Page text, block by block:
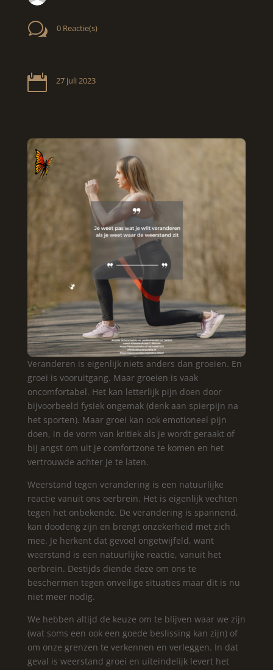
w 0 Reactie(s)
 27 juli 2023
Veranderen is eigenlijk niets anders dan groeien. En
groei is vooruitgang. Maar groeien is vaak
oncomfortabel. Het kan letterlijk pijn doen door
bijvoorbeeld fysiek ongemak (denk aan spierpijn na
het sporten). Maar groei kan ook emotioneel pijn
doen, in de vorm van kritiek als je wordt geraakt of
bij angst om uit je comfortzone te komen en het
vertrouwde achter je te laten.
Weerstand tegen verandering is een natuurlijke
reactie vanuit ons oerbrein. Het is eigenlijk vechten
tegen het onbekende. De verandering is spannend,
kan doodeng zijn en brengt onzekerheid met zich
mee. Je herkent dat gevoel ongetwijfeld, want
weerstand is een natuurlijke reactie, vanuit het
oerbrein. Destijds diende deze om ons te
beschermen tegen onveilige situaties maar dit is nu
niet meer nodig.
We hebben altijd de keuze om te blijven waar we zijn
(wat soms een ook een goede beslissing kan zijn) of
om onze grenzen te verkennen en verleggen. In dat
geval is weerstand groei en uiteindelijk levert het